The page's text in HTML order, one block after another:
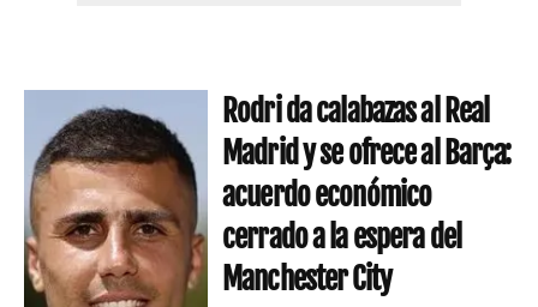
Rodri da calabazas al Real
Madrid y se ofrece al Barça:
acuerdo económico
cerrado a la espera del
Manchester City